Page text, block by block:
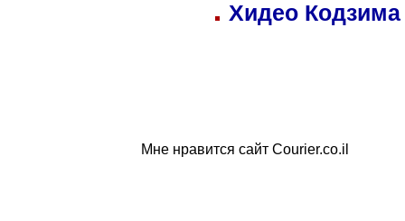
Хидео
Мне нравится сайт Courier.co.il